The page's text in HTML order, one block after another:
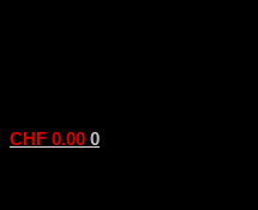
CHF 0.00 0